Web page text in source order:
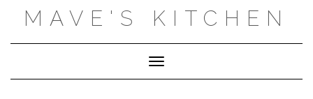
content
MAVE'S KITCHEN
Toggle Navigation